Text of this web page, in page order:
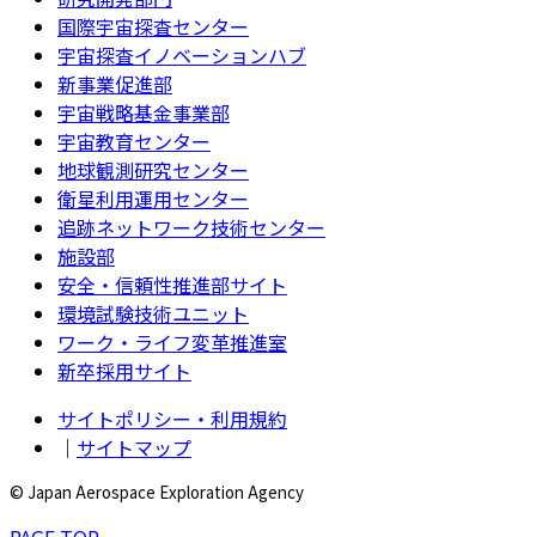
国際宇宙探査センター
宇宙探査イノベーションハブ
新事業促進部
宇宙戦略基金事業部
宇宙教育センター
地球観測研究センター
衛星利用運用センター
追跡ネットワーク技術センター
施設部
安全・信頼性推進部サイト
環境試験技術ユニット
ワーク・ライフ変革推進室
新卒採用サイト
サイトポリシー・利用規約
｜ サイトマップ
© Japan Aerospace Exploration Agency